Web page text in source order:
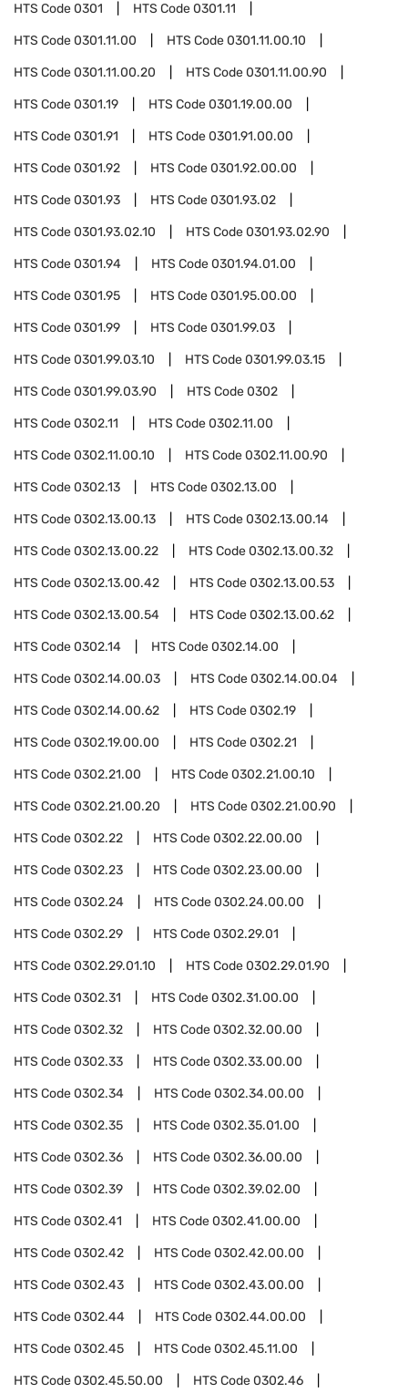
HTS Code0301 HTS Code0301.11
HTS Code0301.11.00 HTS Code0301.11.00.10
HTS Code0301.11.00.20 HTS Code0301.11.00.90
HTS Code0301.19 HTS Code0301.19.00.00
HTS Code0301.91 HTS Code0301.91.00.00
HTS Code0301.92 HTS Code0301.92.00.00
HTS Code0301.93 HTS Code0301.93.02
HTS Code0301.93.02.10 HTS Code0301.93.02.90
HTS Code0301.94 HTS Code0301.94.01.00
HTS Code0301.95 HTS Code0301.95.00.00
HTS Code0301.99 HTS Code0301.99.03
HTS Code0301.99.03.10 HTS Code0301.99.03.15
HTS Code0301.99.03.90 HTS Code0302
HTS Code0302.11 HTS Code0302.11.00
HTS Code0302.11.00.10 HTS Code0302.11.00.90
HTS Code0302.13 HTS Code0302.13.00
HTS Code0302.13.00.13 HTS Code0302.13.00.14
HTS Code0302.13.00.22 HTS Code0302.13.00.32
HTS Code0302.13.00.42 HTS Code0302.13.00.53
HTS Code0302.13.00.54 HTS Code0302.13.00.62
HTS Code0302.14 HTS Code0302.14.00
HTS Code0302.14.00.03 HTS Code0302.14.00.04
HTS Code0302.14.00.62 HTS Code0302.19
HTS Code0302.19.00.00 HTS Code0302.21
HTS Code0302.21.00 HTS Code0302.21.00.10
HTS Code0302.21.00.20 HTS Code0302.21.00.90
HTS Code0302.22 HTS Code0302.22.00.00
HTS Code0302.23 HTS Code0302.23.00.00
HTS Code0302.24 HTS Code0302.24.00.00
HTS Code0302.29 HTS Code0302.29.01
HTS Code0302.29.01.10 HTS Code0302.29.01.90
HTS Code0302.31 HTS Code0302.31.00.00
HTS Code0302.32 HTS Code0302.32.00.00
HTS Code0302.33 HTS Code0302.33.00.00
HTS Code0302.34 HTS Code0302.34.00.00
HTS Code0302.35 HTS Code0302.35.01.00
HTS Code0302.36 HTS Code0302.36.00.00
HTS Code0302.39 HTS Code0302.39.02.00
HTS Code0302.41 HTS Code0302.41.00.00
HTS Code0302.42 HTS Code0302.42.00.00
HTS Code0302.43 HTS Code0302.43.00.00
HTS Code0302.44 HTS Code0302.44.00.00
HTS Code0302.45 HTS Code0302.45.11.00
HTS Code0302.45.50.00 HTS Code0302.46